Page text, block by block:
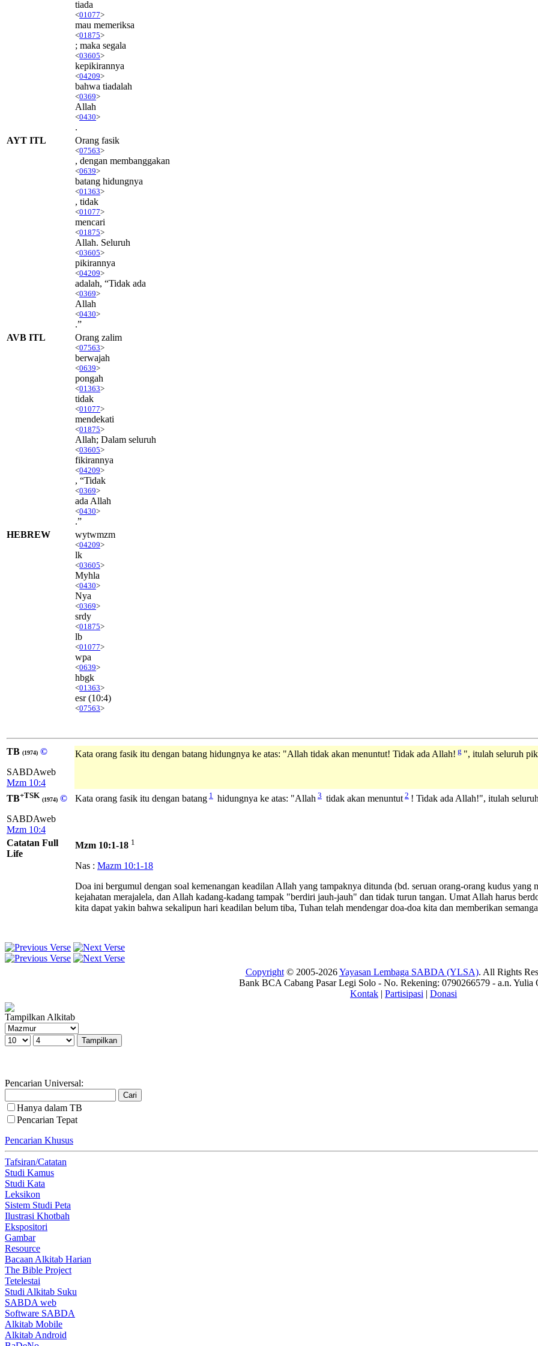
tiada
<01077>
mau memeriksa
<01875>
; maka segala
<03605>
kepikirannya
<04209>
bahwa tiadalah
<0369>
Allah
<0430>
.
AYT ITL
Orang fasik
<07563>
, dengan membanggakan
<0639>
batang hidungnya
<01363>
, tidak
<01077>
mencari
<01875>
Allah. Seluruh
<03605>
pikirannya
<04209>
adalah, “Tidak ada
<0369>
Allah
<0430>
.”
AVB ITL
Orang zalim
<07563>
berwajah
<0639>
pongah
<01363>
tidak
<01077>
mendekati
<01875>
Allah; Dalam seluruh
<03605>
fikirannya
<04209>
, “Tidak
<0369>
ada Allah
<0430>
.”
HEBREW
wytwmzm
<04209>
lk
<03605>
Myhla
<0430>
Nya
<0369>
srdy
<01875>
lb
<01077>
wpa
<0639>
hbgk
<01363>
esr(10:4)
<07563>
TB (1974) ©
SABDAweb
Mzm 10:4
Kata orang fasik itu dengan batang hidungnya ke atas: "Allah tidak akan menuntut! Tidak ada Allah! g ", itulah seluruh
TB+TSK (1974) ©
SABDAweb
Mzm 10:4
Kata orang fasik itu dengan batang 1 hidungnya ke atas: "Allah 3 tidak akan menuntut 2 ! Tidak ada Allah!", itulah
Catatan Full
Life
Mzm 10:1-18 1
Nas : Mazm 10:1-18
Doa ini bergumul dengan soal kemenangan keadilan Allah yang tampaknya ditunda (bd. seruan orang-orang kudus yang
kejahatan merajalela, dan Allah kadang-kadang tampak "berdiri jauh-jauh" dan tidak turun tangan. Umat Allah harus
kita dapat yakin bahwa sekalipun hari keadilan belum tiba, Tuhan telah mendengar doa-doa kita dan memberikan
Copyright© 2005-2026Yayasan Lembaga SABDA (YLSA). All Rights
Bank BCA Cabang Pasar Legi Solo - No. Rekening: 0790266579 - a.n. Yulia
Kontak | Partisipasi | Donasi
Tampilkan Alkitab
Pencarian Universal:
Hanya dalam TB
Pencarian Tepat
Pencarian Khusus
Tafsiran/Catatan
Studi Kamus
Studi Kata
Leksikon
Sistem Studi Peta
Ilustrasi Khotbah
Ekspositori
Gambar
Resource
Bacaan Alkitab Harian
The Bible Project
Tetelestai
Studi Alkitab Suku
SABDA web
Software SABDA
Alkitab Mobile
Alkitab Android